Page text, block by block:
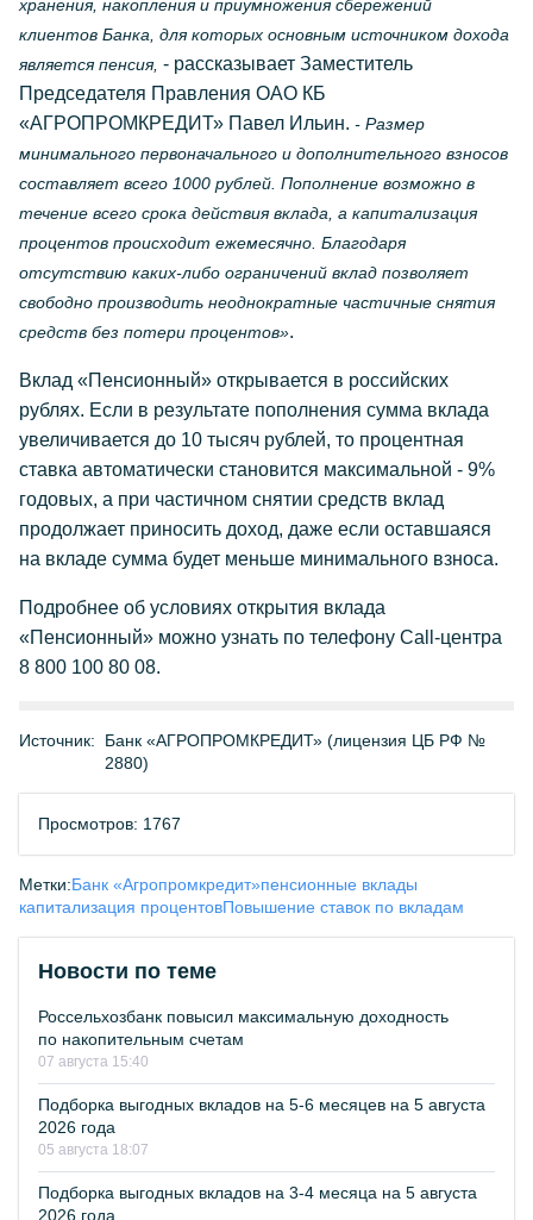
хранения, накопления и приумножения сбережений
клиентов Банка, для которых основным источником дохода
является пенсия, - рассказывает Заместитель
Председателя Правления ОАО КБ
«АГРОПРОМКРЕДИТ» Павел Ильин. - Размер
минимального первоначального и дополнительного взносов
составляет всего 1000 рублей. Пополнение возможно в
течение всего срока действия вклада, а капитализация
процентов происходит ежемесячно. Благодаря
отсутствию каких-либо ограничений вклад позволяет
свободно производить неоднократные частичные снятия
средств без потери процентов».
Вклад «Пенсионный» открывается в российских
рублях. Если в результате пополнения сумма вклада
увеличивается до 10 тысяч рублей, то процентная
ставка автоматически становится максимальной - 9%
годовых, а при частичном снятии средств вклад
продолжает приносить доход, даже если оставшаяся
на вкладе сумма будет меньше минимального взноса.
Подробнее об условиях открытия вклада
«Пенсионный» можно узнать по телефону Call-центра
8 800 100 80 08.
Источник:
Банк «АГРОПРОМКРЕДИТ» (лицензия ЦБ РФ №
2880)
Просмотров: 1767
Метки:Банк «Агропромкредит»пенсионные вклады
капитализация процентовПовышение ставок по вкладам
Новости по теме
Россельхозбанк повысил максимальную доходность
по накопительным счетам
07 августа 15:40
Подборка выгодных вкладов на 5-6 месяцев на 5 августа
2026 года
05 августа 18:07
Подборка выгодных вкладов на 3-4 месяца на 5 августа
2026 года